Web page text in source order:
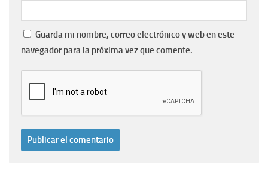
Guarda mi nombre, correo electrónico y web en este
navegador para la próxima vez que comente.